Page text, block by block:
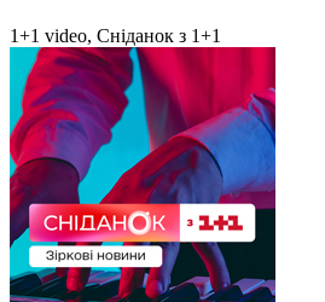
1+1 video, Сніданок з 1+1